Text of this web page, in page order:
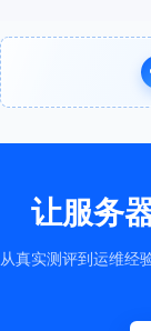
让服务
从真实测评到运维经